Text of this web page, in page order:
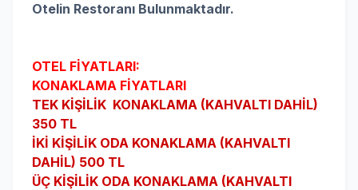
Otelin Restoranı Bulunmaktadır.
OTEL FİYATLARI:
KONAKLAMA FİYATLARI
TEK KİŞİLİK KONAKLAMA (KAHVALTI DAHİL)
350 TL
İKİ KİŞİLİK ODA KONAKLAMA (KAHVALTI
DAHİL) 500 TL
ÜÇ KİŞİLİK ODA KONAKLAMA (KAHVALTI